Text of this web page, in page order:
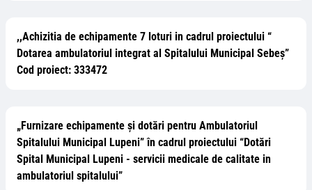
,,Achizitia de echipamente 7 loturi in cadrul proiectului “
Dotarea ambulatoriul integrat al Spitalului Municipal Sebeș”
Cod proiect: 333472
„Furnizare echipamente și dotări pentru Ambulatoriul
Spitalului Municipal Lupeni” în cadrul proiectului “Dotări
Spital Municipal Lupeni - servicii medicale de calitate in
ambulatoriul spitalului”